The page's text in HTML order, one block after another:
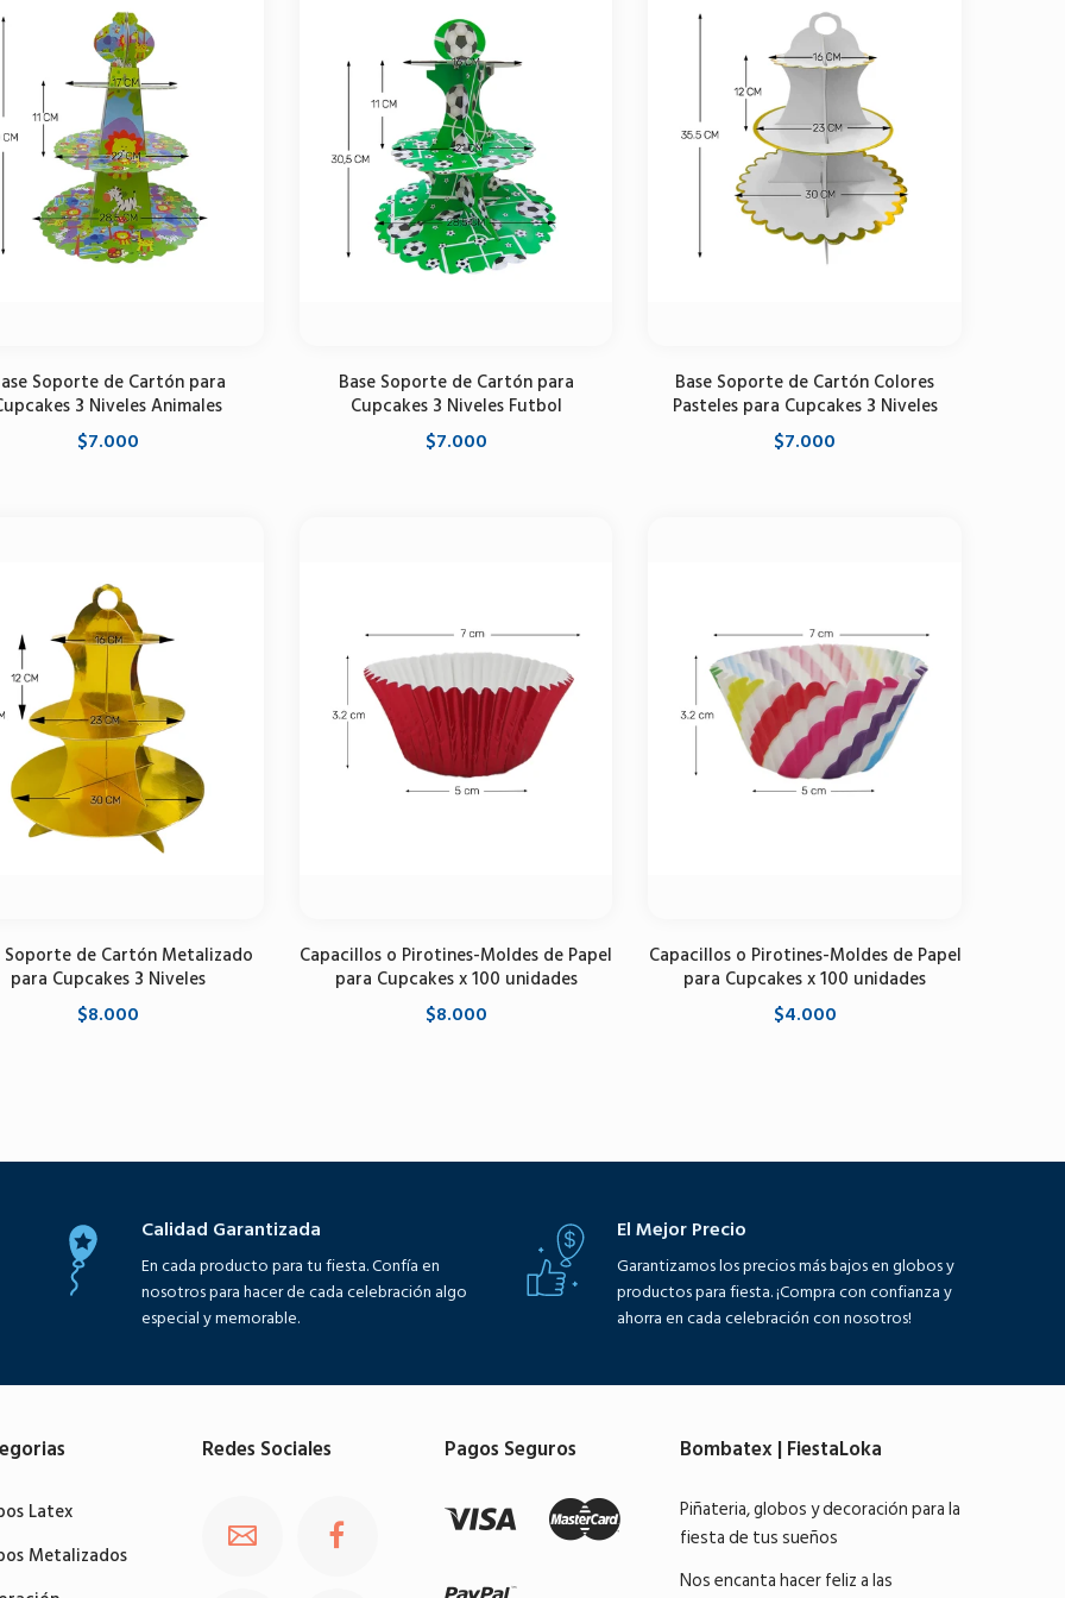
Soporte de Cartón para
3 Niveles Animales
$7.000
Base Soporte de Cartón para
Cupcakes 3 Niveles Futbol
$7.000
Base Soporte de Cartón Colores
Pasteles para Cupcakes 3 Niveles
$7.000
Soporte de Cartón Metalizado
para Cupcakes 3 Niveles
$8.000
Capacillos o Pirotines-Moldes de Papel
para Cupcakes x 100 unidades
$8.000
Capacillos o Pirotines-Moldes de Papel
para Cupcakes x 100 unidades
$4.000
Calidad Garantizada
En cada producto para tu fiesta. Confía en
nosotros para hacer de cada celebración algo
especial y memorable.
El Mejor Precio
Garantizamos los precios más bajos en globos y
productos para fiesta. ¡Compra con confianza y
ahorra en cada celebración con nosotros!
Latex
Metalizados
Redes Sociales Pagos Seguros Bombatex | FiestaLoka
Piñateria, globos y decoración para la
fiesta de tus sueños
Nos encanta hacer feliz a las